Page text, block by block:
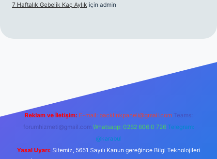
7 Haftalık Gebelik Kaç Aylık için admin
Reklam ve İletişim: E-mail: backlinkpaneli@gmail.com Teams:
forumhizmeti@gmail.com Whatsapp: 0262 606 0 726 Telegram:
@karabul
Yasal Uyarı: Sitemiz, 5651 Sayılı Kanun gereğince Bilgi Teknolojileri